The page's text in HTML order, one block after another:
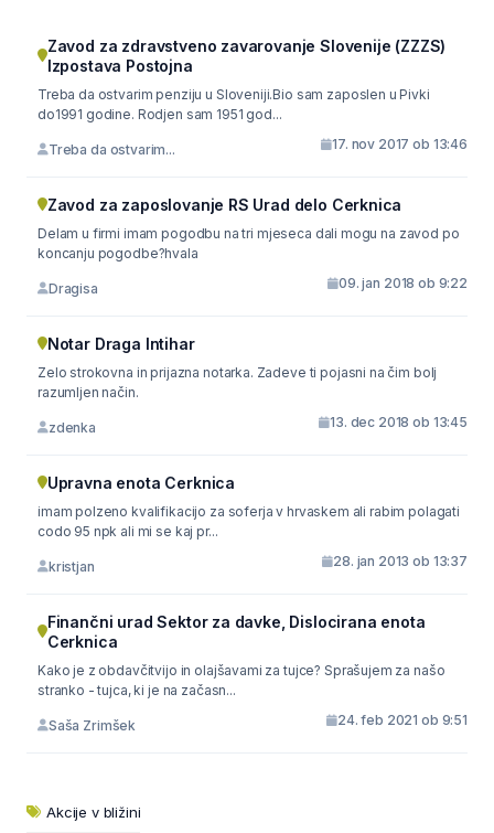
Zavod za zdravstveno zavarovanje Slovenije (ZZZS)
Izpostava Postojna
Treba da ostvarim penziju u Sloveniji.Bio sam zaposlen u Pivki
do1991 godine. Rodjen sam 1951 god...
Treba da ostvarim... 17. nov 2017 ob 13:46
Zavod za zaposlovanje RS Urad delo Cerknica
Delam u firmi imam pogodbu na tri mjeseca dali mogu na zavod po
koncanju pogodbe?hvala
Dragisa 09. jan 2018 ob 9:22
Notar Draga Intihar
Zelo strokovna in prijazna notarka. Zadeve ti pojasni na čim bolj
razumljen način.
zdenka 13. dec 2018 ob 13:45
Upravna enota Cerknica
imam polzeno kvalifikacijo za soferja v hrvaskem ali rabim polagati
codo 95 npk ali mi se kaj pr...
kristjan 28. jan 2013 ob 13:37
Finančni urad Sektor za davke, Dislocirana enota
Cerknica
Kako je z obdavčitvijo in olajšavami za tujce? Sprašujem za našo
stranko - tujca, ki je na začasn...
Saša Zrimšek 24. feb 2021 ob 9:51
Akcije v bližini